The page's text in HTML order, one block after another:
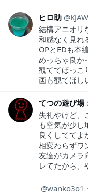
ヒロ助
結構アニオリ
和感なく見れ
OPとEDも本
めっちゃ良か
観ててほっこ
画も観てほし
てつの遊び場
失礼やけど、
も空気が少
良くしててよ
相変わらずワ
友達がカメラ
レてたから、
wanko3o1